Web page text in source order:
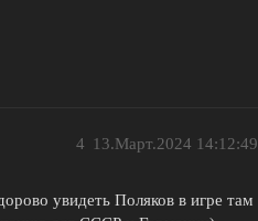
13.Март.2024 14:12:49
4
увидеть Поляков в игре там